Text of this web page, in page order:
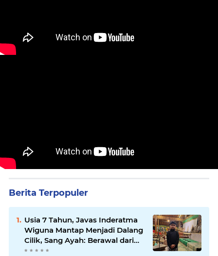
Berita Terpopuler
Usia 7 Tahun, Javas Inderatma
Wiguna Mantap Menjadi Dalang
Cilik, Sang Ayah: Berawal dari
Menonton Wayang di YouTube